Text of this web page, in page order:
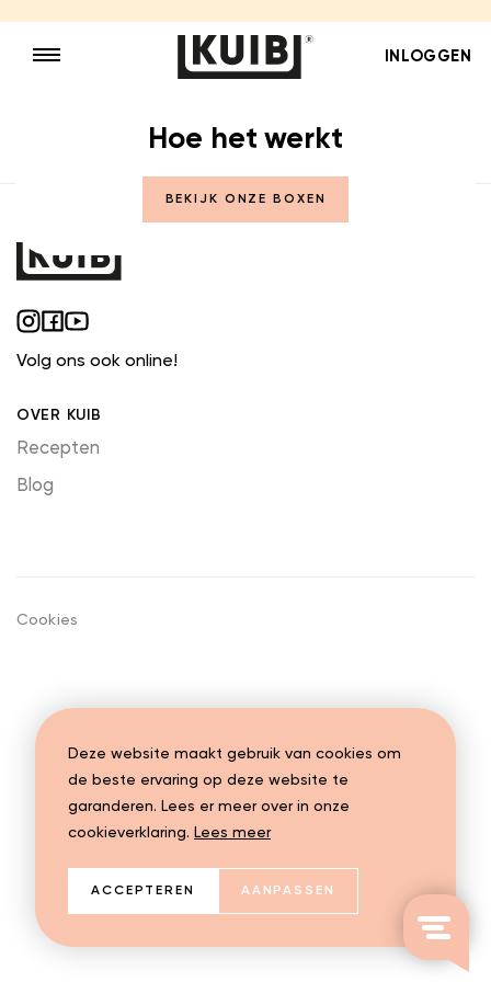
Deze website maakt gebruik van cookies om
de beste ervaring op deze website te
garanderen. Lees er meer over in onze
cookieverklaring. Lees meer
ACCEPTEREN AANPASSEN
INLOGGEN
Hoe het werkt
BEKIJK ONZE BOXEN
Volg ons ook online!
OVER KUIB
Recepten
Blog
Cookies